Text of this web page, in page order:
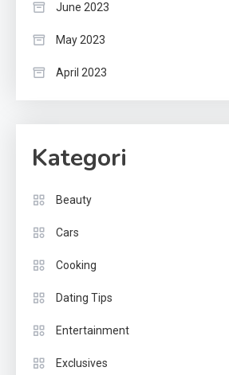
June 2023
May 2023
April 2023
Kategori
Beauty
Cars
Cooking
Dating Tips
Entertainment
Exclusives